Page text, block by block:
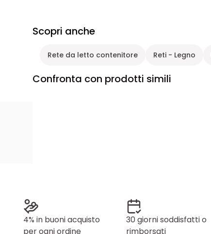
Scopri anche
Rete da letto contenitore Reti - Legno
Confronta con prodotti simili
4% in buoni acquisto
per ogni ordine
30 giorni soddisfatti o
rimborsati